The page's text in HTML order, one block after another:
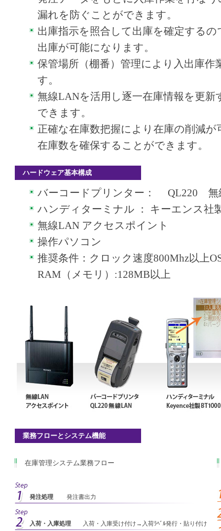
漏れを防ぐことができます。
出庫指示を照合して出庫を確定する
出庫が可能になります。
保管場所（棚番）管理により入出庫
す。
無線LANを活用し逐一在庫情報を更
できます。
正確な在庫数把握により在庫の削減
在庫数を確保することができます。
ハードウェア基本構成
バーコードプリンター： QL220 無
ハンディターミナル ： キーエンス社
無線LAN アクセスポイント
操作パソコン
推奨条件：クロック速度800Mhz以上
RAM（メモリ）:128MB以上
業務フローとシステム機能
在庫管理システム業務フロー
発注処理 発注書出力
入荷・入庫処理 入荷・入庫受け付け→入荷ﾗﾍﾞﾙ発行・貼り付け